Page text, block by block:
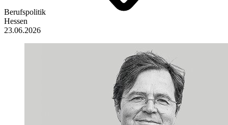
Berufspolitik
Hessen
23.06.2026